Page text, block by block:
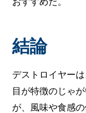
結論
デストロイヤー
目が特徴のじゃ
が、風味や食感